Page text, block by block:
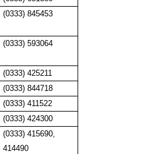
(0333) 845453
(0333) 593064
(0333) 425211
(0333) 844718
(0333) 411522
(0333) 424300
(0333) 415690,
414490